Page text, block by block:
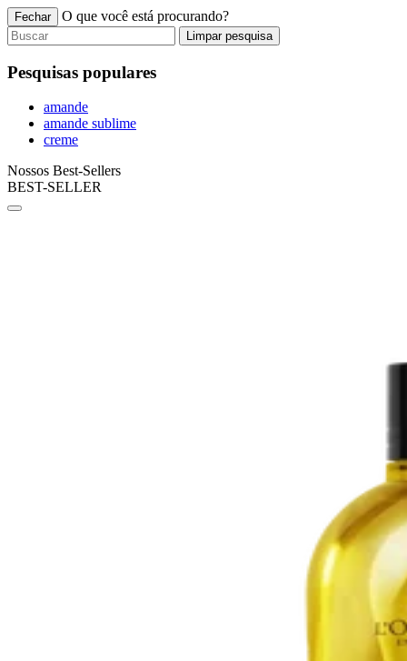
Fechar O que você está procurando?
Limpar pesquisa
Pesquisas populares
amande
amande sublime
creme
Nossos Best-Sellers
BEST-SELLER